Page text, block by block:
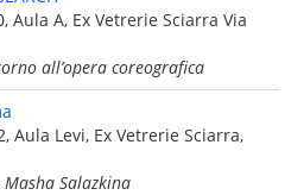
Aula A, Ex Vetrerie Sciarra Via
all’opera coreografica
Aula Levi, Ex Vetrerie Sciarra,
Salazkina